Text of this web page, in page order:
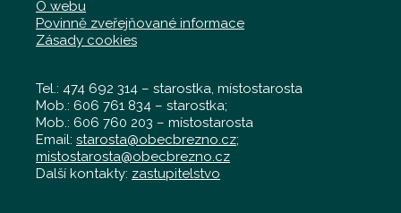
O webu
Povinně zveřejňované informace
Zásady cookies
Tel.: 474 692 314 – starostka, místostarosta
Mob.: 606 761 834 – starostka;
Mob.: 606 760 203 – místostarosta
Email: starosta@obecbrezno.cz;
mistostarosta@obecbrezno.cz
Další kontakty: zastupitelstvo